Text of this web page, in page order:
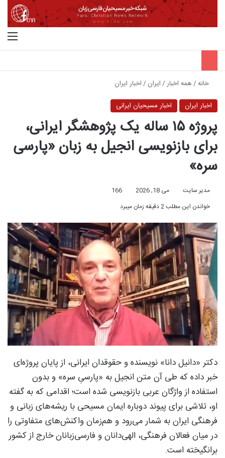
خانه/همه اخبار/ایران /اخبار ایران
اخبار ایران
اخبار مسیحیان ایرانی
پروژه ۱۵ ساله یک پژوهشگر ایرانی،
برای بازنویسی انجیل به زبان «پارسی
سره»
مدیر سایت می 18, 2026
166
خواندن این مطلب 2 دقیقه زمان میبرد
دکتر «دانیل دانا» نویسنده و حقوقدان ایرانی، از پایان پروژه‌ای
خبر داده که طی آن متن انجیل به «پارسیِ سره» و بدون
استفاده از واژگان عربی بازنویسی شده است؛ اقدامی که به گفته
او، تلاشی برای پیوند دوباره ایمان مسیحی با ریشه‌های زبانی و
فرهنگی ایران به شمار می‌رود و هم‌زمان واکنش‌های متفاوتی را
در میان فعالان فرهنگی، الهی‌دانان و فارسی‌زبانان خارج از کشور
برانگیخته است.